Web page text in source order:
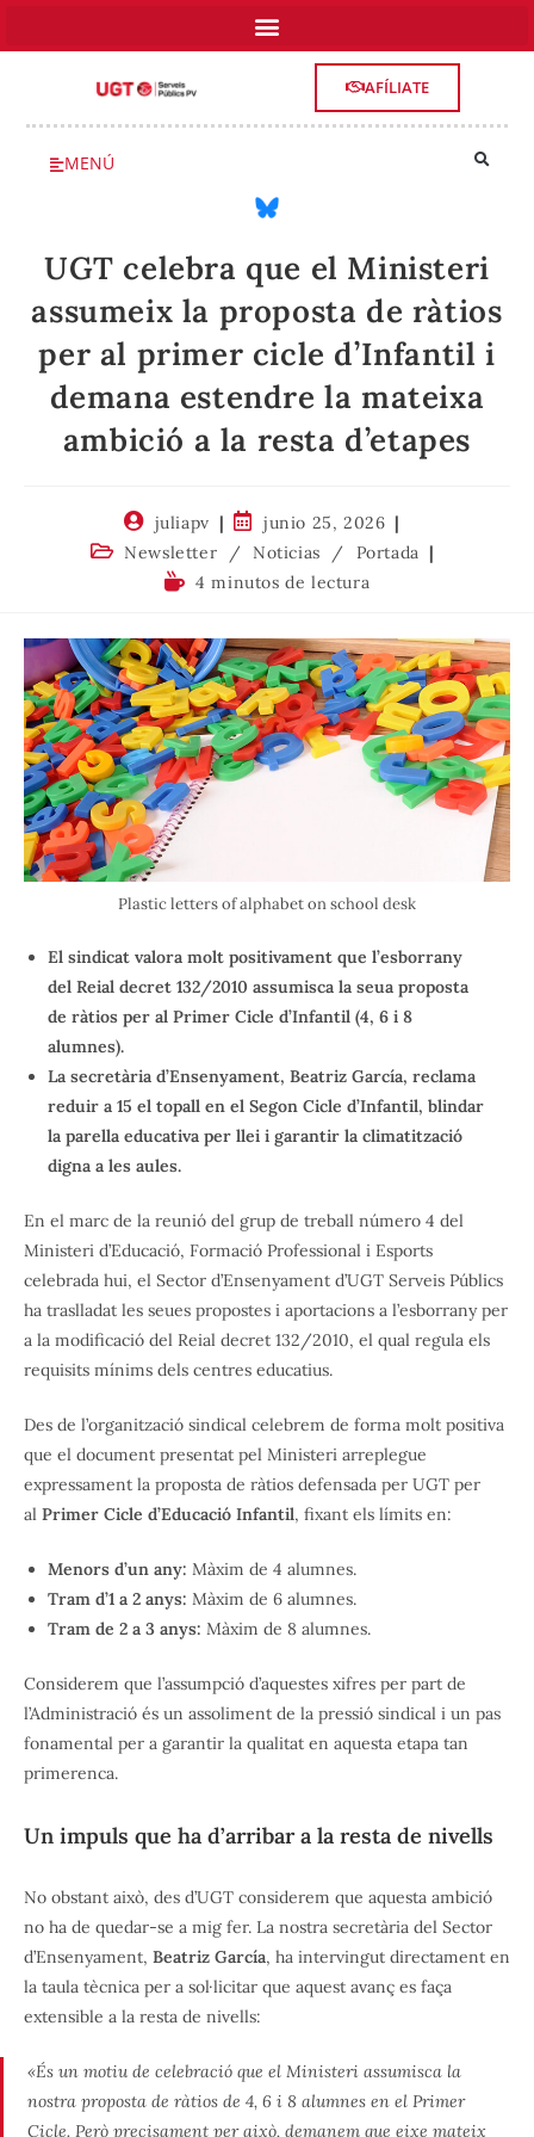
AFÍLIATE
MENÚ
UGT celebra que el Ministeri
assumeix la proposta de ràtios
per al primer cicle d’Infantil i
demana estendre la mateixa
ambició a la resta d’etapes
juliapv
junio 25, 2026
Newsletter
/ Noticias /
Portada
4 minutos de lectura
Plastic letters of alphabet on school desk
El sindicat valora molt positivament que l’esborrany
del Reial decret 132/2010 assumisca la seua proposta
de ràtios per al Primer Cicle d’Infantil (4, 6 i 8
alumnes).
La secretària d’Ensenyament, Beatriz García, reclama
reduir a 15 el topall en el Segon Cicle d’Infantil, blindar
la parella educativa per llei i garantir la climatització
digna a les aules.
En el marc de la reunió del grup de treball número 4 del
Ministeri d’Educació, Formació Professional i Esports
celebrada hui, el Sector d’Ensenyament d’UGT Serveis Públics
ha traslladat les seues propostes i aportacions a l’esborrany per
a la modificació del Reial decret 132/2010, el qual regula els
requisits mínims dels centres educatius.
Des de l’organització sindical celebrem de forma molt positiva
que el document presentat pel Ministeri arreplegue
expressament la proposta de ràtios defensada per UGT per
al Primer Cicle d’Educació Infantil, fixant els límits en:
Menors d’un any: Màxim de 4 alumnes.
Tram d’1 a 2 anys: Màxim de 6 alumnes.
Tram de 2 a 3 anys: Màxim de 8 alumnes.
Considerem que l’assumpció d’aquestes xifres per part de
l’Administració és un assoliment de la pressió sindical i un pas
fonamental per a garantir la qualitat en aquesta etapa tan
primerenca.
Un impuls que ha d’arribar a la resta de nivells
No obstant això, des d’UGT considerem que aquesta ambició
no ha de quedar-se a mig fer. La nostra secretària del Sector
d’Ensenyament, Beatriz García, ha intervingut directament en
la taula tècnica per a sol·licitar que aquest avanç es faça
extensible a la resta de nivells:
«És un motiu de celebració que el Ministeri assumisca la
nostra proposta de ràtios de 4, 6 i 8 alumnes en el Primer
Cicle. Però precisament per això, demanem que eixe mateix